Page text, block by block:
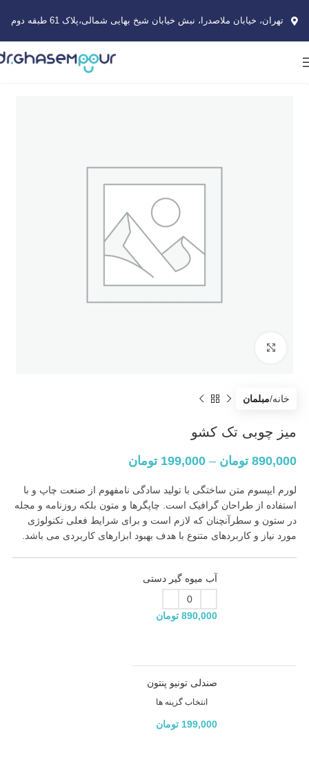
تهران، خیابان ملاصدرا، نبش خیابان شیخ بهایی شمالی،پلاک 61 طبقه دوم
خانه مبلمان
میز چوبی تک کشو
890,000 تومان –
199,000 تومان
لورم ایپسوم متن ساختگی با تولید سادگی نامفهوم از صنعت چاپ و با
استفاده از طراحان گرافیک است. چاپگرها و متون بلکه روزنامه و مجله
در ستون و سطرآنچنان که لازم است و برای شرایط فعلی تکنولوژی
مورد نیاز و کاربردهای متنوع با هدف بهبود ابزارهای کاربردی می باشد.
آب میوه گیر دستی
890,000 تومان
صندلی تونیو پنتون
انتخاب گزینه ها
199,000 تومان